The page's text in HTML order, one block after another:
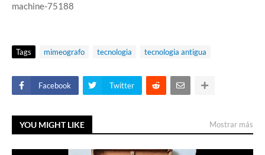
machine-75188
Tags mimeografo tecnologia tecnologia antigua
Facebook Twitter
YOU MIGHT LIKE Mostrar más